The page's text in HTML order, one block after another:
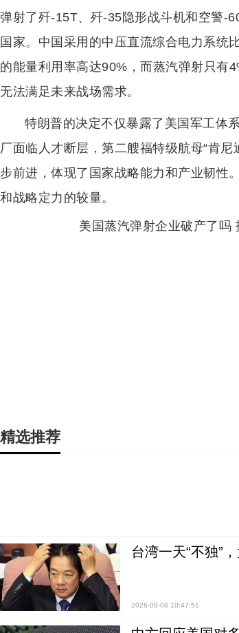
弹射了歼-15T、歼-35隐形战斗机和空警-
国家。中国采用的中压直流综合电力系统
的能量利用率高达90%，而蒸汽弹射只有
无法满足未来战场需求。
特朗普的决定不仅暴露了美国军工体
厂面临人才断层，第二艘福特级航母“肯
步前进，体现了国家战略能力和产业韧性
和战略定力的较量。
美国蒸汽弹射企业破产了吗
精选推荐
台湾一天“不独”
2026-08-08 10:47:51